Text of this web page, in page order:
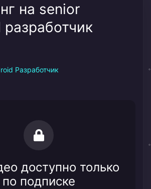
на senior
Разработчик
доступно только
по подписке